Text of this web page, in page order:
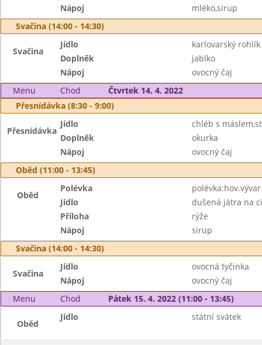
Nápoj
mléko,sirup
Svačina (14:00 - 14:30)
Svačina
Jídlo
karlovarský
Doplněk
jablko
Nápoj
ovocný čaj
Menu
Chod
Čtvrtek 14. 4. 2022
Přesnídávka (8:30 - 9:00)
Přesnídávka
Jídlo
chléb s
Doplněk
okurka
Nápoj
ovocný čaj
Oběd (11:00 - 13:45)
Oběd
Polévka
Jídlo
dušená játra na
Příloha
rýže
Nápoj
sirup
Svačina (14:00 - 14:30)
Svačina
Jídlo
ovocná tyčinka
Nápoj
ovocný čaj
Menu
Chod Pátek 15. 4. 2022 (11:00 - 13:45)
Oběd
Jídlo státní svátek